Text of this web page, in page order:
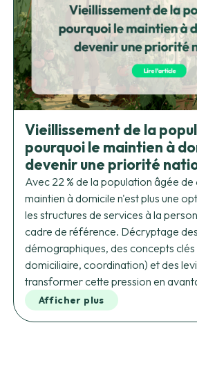
Vieillissement de la
pourquoi le maintien à
devenir une priorité
Avec 22 % de la population âgée de
maintien à domicile n'est plus une
les structures de services à la
cadre de référence. Décryptage
démographiques, des concepts clés
domiciliaire, coordination) et des
transformer cette pression en
Afficher plus